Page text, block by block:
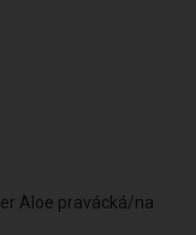
Aloe pravácká/na